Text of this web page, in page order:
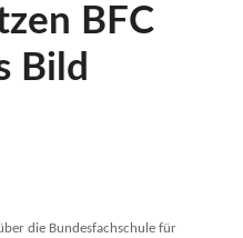
BFC
Bild
die Bundesfachschule für